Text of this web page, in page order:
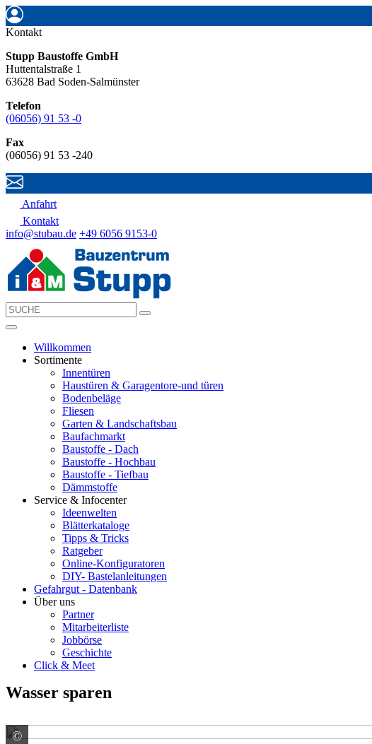
Kontakt
Stupp Baustoffe GmbH
Huttentalstraße 1
63628 Bad Soden-Salmünster
Telefon
(06056) 91 53 -0
Fax
(06056) 91 53 -240
Anfahrt
Kontakt
info@stubau.de +49 6056 9153-0
Willkommen
Sortimente
Innentüren
Haustüren & Garagentore-und türen
Bodenbeläge
Fliesen
Garten & Landschaftsbau
Baufachmarkt
Baustoffe - Dach
Baustoffe - Hochbau
Baustoffe - Tiefbau
Dämmstoffe
Service & Infocenter
Ideenwelten
Blätterkataloge
Tipps & Tricks
Ratgeber
Online-Konfiguratoren
DIY- Bastelanleitungen
Gefahrgut - Datenbank
Über uns
Partner
Mitarbeiterliste
Jobbörse
Geschichte
Click & Meet
Wasser sparen
© GUTJAHR Systemtechnik GmbH - D -